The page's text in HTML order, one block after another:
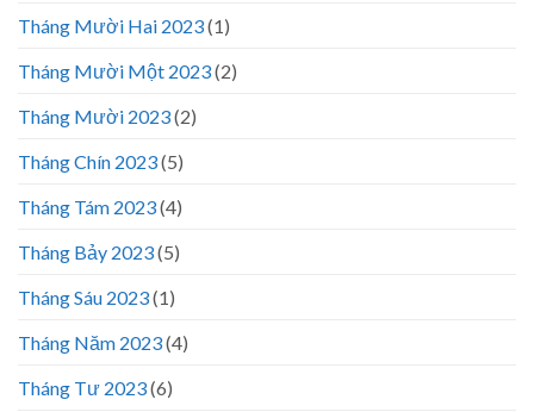
Tháng Mười Hai 2023(1)
Tháng Mười Một 2023(2)
Tháng Mười 2023(2)
Tháng Chín 2023(5)
Tháng Tám 2023(4)
Tháng Bảy 2023(5)
Tháng Sáu 2023(1)
Tháng Năm 2023(4)
Tháng Tư 2023(6)